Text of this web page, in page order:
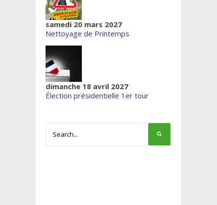
samedi 20 mars 2027
Nettoyage de Printemps
dimanche 18 avril 2027
Élection présidentielle 1er tour